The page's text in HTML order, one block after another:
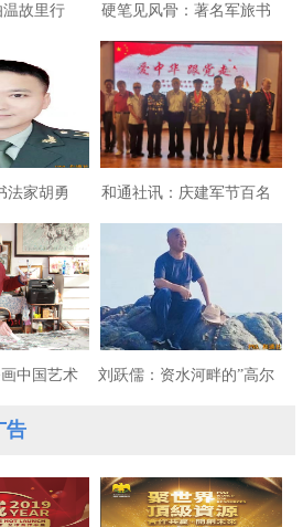
故里行 硬笔见风骨：著名军旅书
法家刘一虎
法家胡勇
历史创新时
和通社讯：庆建军节百名
将军书画沪上展出
中国艺术 刘跃儒：资水河畔的”高尔
告